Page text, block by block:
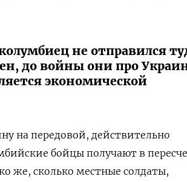
не отправился
до войны они про
экономической
на передовой, действительно
бойцы получают в
же, сколько местные солдаты,